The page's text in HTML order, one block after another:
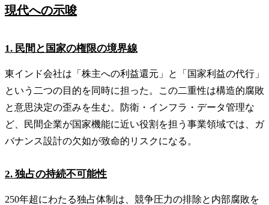
現代への示唆
1. 民間と国家の権限の境界線
東インド会社は「株主への利益還元」と「国家利益の代行」
という二つの目的を同時に担った。この二重性は構造的腐敗
と意思決定の歪みを生む。防衛・インフラ・データ管理な
ど、民間企業が国家機能に近い役割を担う事業領域では、ガ
バナンス設計の欠如が致命的リスクになる。
2. 独占の持続不可能性
250年超にわたる独占体制は、競争圧力の排除と内部腐敗を